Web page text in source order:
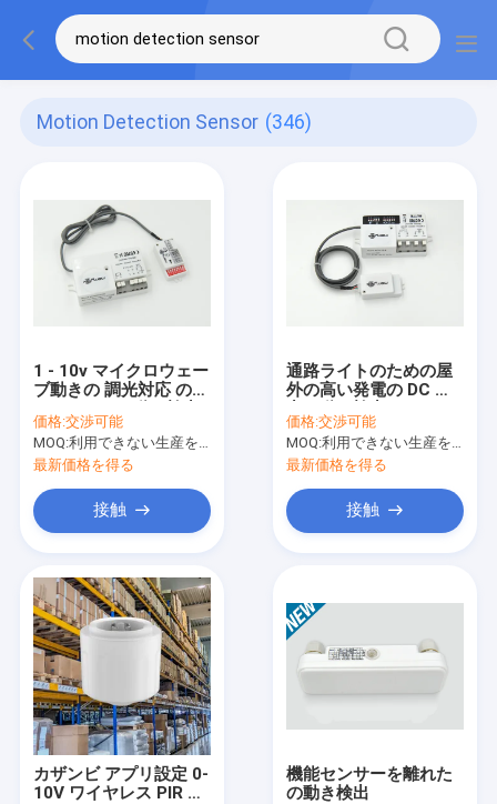
Motion Detection Sensor (346)
1 - 10v マイクロウェー
ブ動きの 調光対応 の動
センサー
価格:交渉可能
MOQ:利用できない生産を、停止しなさい。
最新価格を得る
接触
通路ライトのための屋
外の高い発電の DC 入
価格:交渉可能
MOQ:利用できない生産を、停止しなさい。
最新価格を得る
接触
カザンビ アプリ設定 0-
10V ワイヤレス PIR モ
機能センサーを離れた
の動き検出